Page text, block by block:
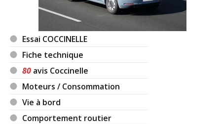
Essai COCCINELLE
Fiche technique
80 avis Coccinelle
Moteurs / Consommation
Vie à bord
Comportement routier